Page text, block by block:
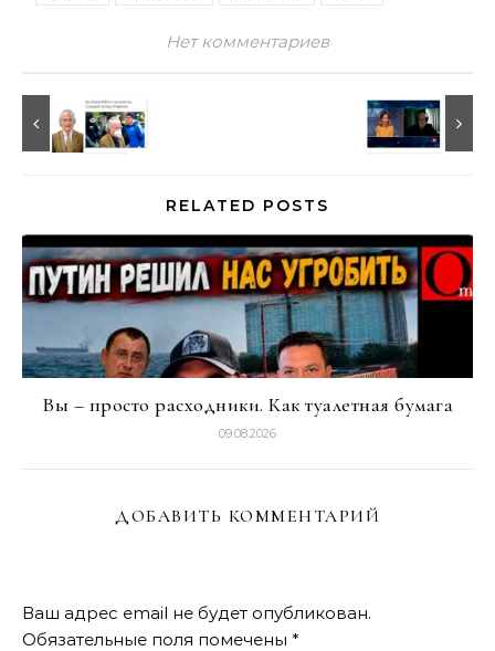
Нет комментариев
RELATED POSTS
Вы – просто расходники. Как туалетная бумага
09.08.2026
ДОБАВИТЬ КОММЕНТАРИЙ
Ваш адрес email не будет опубликован.
Обязательные поля помечены *